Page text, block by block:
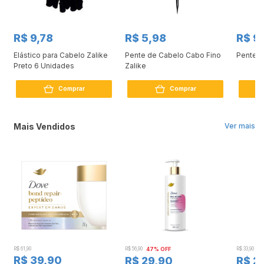
R$ 9,78
Elástico para Cabelo Zalike
Preto 6 Unidades
Comprar
R$ 5,98
Pente de Cabelo Cabo Fino
Zalike
Comprar
R$
Pente
Ver mais
Mais Vendidos
R$ 61,90
R$ 39,90
R$ 56,90 47% OFF
R$ 29,90
R$ 33,90
R$